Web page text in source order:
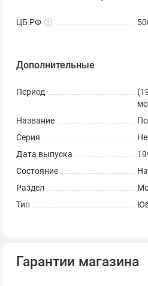
ЦБ РФ
Дополнительные
Период
Название
Серия
Дата выпуска
Состояние
Раздел
Тип
Гарантии магазина